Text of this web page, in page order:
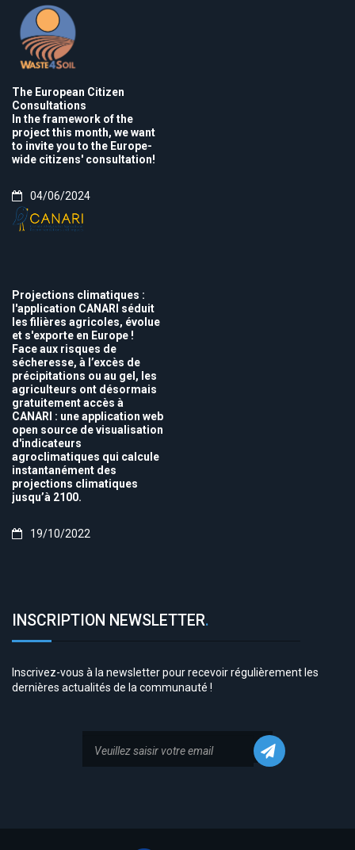
The European Citizen
Consultations
In the framework of the
project this month, we want
to invite you to the Europe-
wide citizens' consultation!
04/06/2024
Projections climatiques :
l'application CANARI séduit
les filières agricoles, évolue
et s'exporte en Europe !
Face aux risques de
sécheresse, à l’excès de
précipitations ou au gel, les
agriculteurs ont désormais
gratuitement accès à
CANARI : une application web
open source de visualisation
d'indicateurs
agroclimatiques qui calcule
instantanément des
projections climatiques
jusqu’à 2100.
19/10/2022
INSCRIPTION NEWSLETTER.
Inscrivez-vous à la newsletter pour recevoir régulièrement les
dernières actualités de la communauté !